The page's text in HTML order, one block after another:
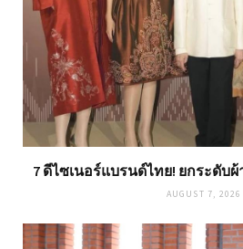
7 ดีไซเนอร์แบรนด์ไทย! ยกระดับ
AUGUST 7, 2026